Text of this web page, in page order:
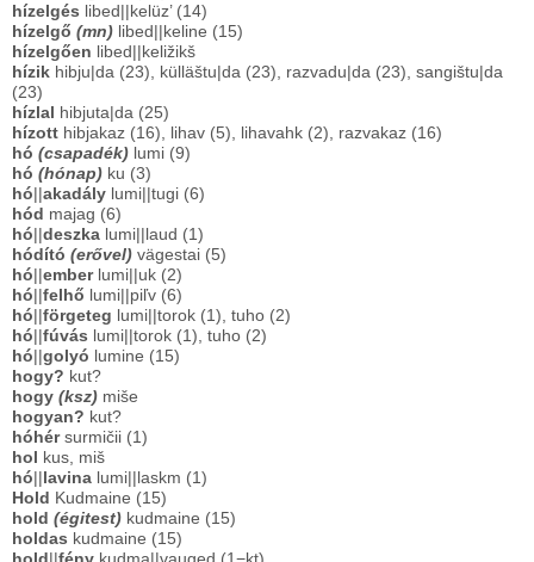
hízelgés libed||kelüz’ (14)
hízelgő (mn) libed||keline (15)
hízelgően libed||keližikš
hízik hibju|da (23), külläštu|da (23), razvadu|da (23), sangištu|da
(23)
hízlal
hibjuta|da (25)
hízott hibjakaz (16), lihav (5), lihavahk (2), razvakaz (16)
hó (csapadék) lumi (9)
hó (hónap) ku (3)
hó akadály lumi||tugi (6)
hód majag (6)
hó deszka lumi||laud (1)
hódító (erővel) vägestai (5)
hó ember lumi||uk (2)
hó felhő lumi||piľv (6)
hó förgeteg lumi||torok (1), tuho (2)
hó fúvás lumi||torok (1), tuho (2)
hó golyó lumine (15)
hogy? kut?
hogy (ksz) miše
hogyan? kut?
hóhér surmičii (1)
hol
kus, miš
hó
lavina lumi||laskm (1)
Hold Kudmaine (15)
hold (égitest) kudmaine (15)
holdas kudmaine (15)